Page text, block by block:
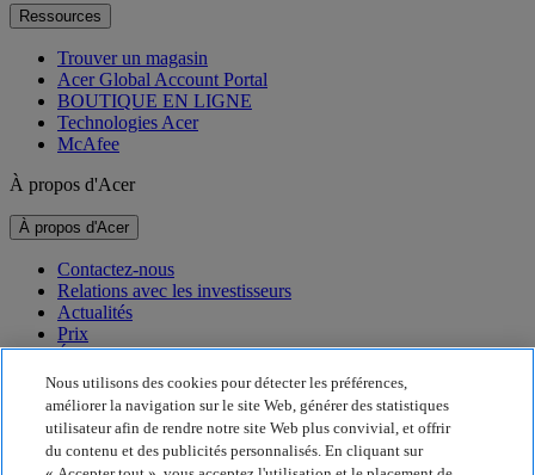
Ressources
Trouver un magasin
Acer Global Account Portal
BOUTIQUE EN LIGNE
Technologies Acer
McAfee
À propos d'Acer
À propos d'Acer
Contactez-nous
Relations avec les investisseurs
Actualités
Prix
Événements
Développement durable
Développement durable
Nous utilisons des cookies pour détecter les préférences,
améliorer la navigation sur le site Web, générer des statistiques
utilisateur afin de rendre notre site Web plus convivial, et offrir
du contenu et des publicités personnalisés. En cliquant sur